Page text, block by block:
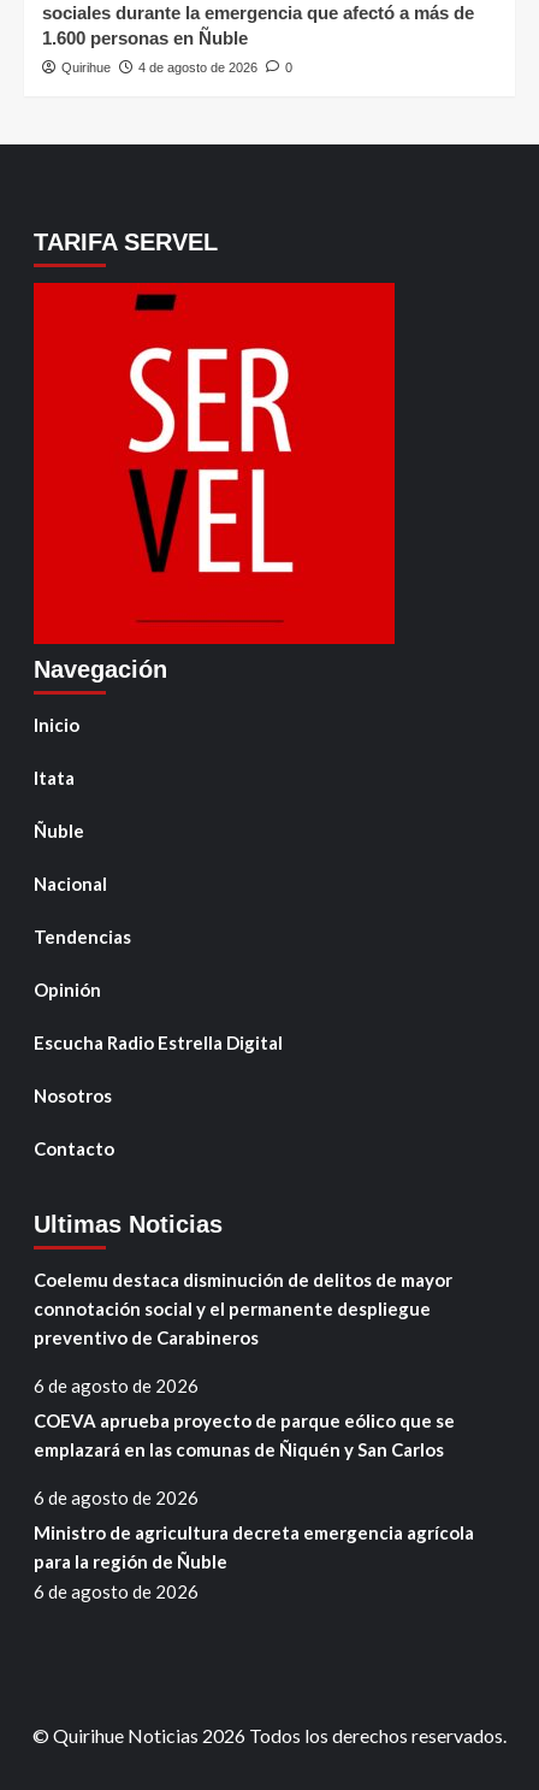
sociales durante la emergencia que afectó a más de
1.600 personas en Ñuble
Quirihue 4 de agosto de 2026 0
TARIFA SERVEL
Navegación
Inicio
Itata
Ñuble
Nacional
Tendencias
Opinión
Escucha Radio Estrella Digital
Nosotros
Contacto
Ultimas Noticias
Coelemu destaca disminución de delitos de mayor
connotación social y el permanente despliegue
preventivo de Carabineros
6 de agosto de 2026
COEVA aprueba proyecto de parque eólico que se
emplazará en las comunas de Ñiquén y San Carlos
6 de agosto de 2026
Ministro de agricultura decreta emergencia agrícola
para la región de Ñuble
6 de agosto de 2026